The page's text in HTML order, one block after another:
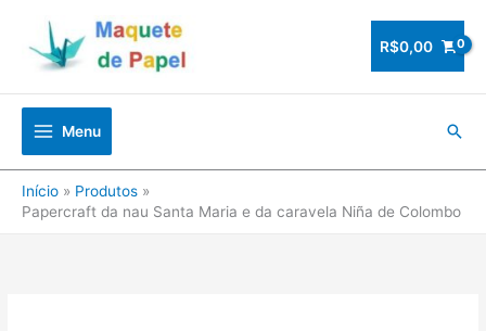
conteúdo
R$0,00
Menu
Início
Produtos
Papercraft da nau Santa Maria e da caravela Niña de Colombo